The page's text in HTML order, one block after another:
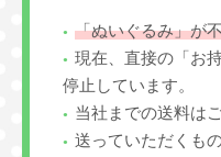
「ぬいぐるみ」が
現在、直接の「お
停止しています。
当社までの送料は
送っていただくも